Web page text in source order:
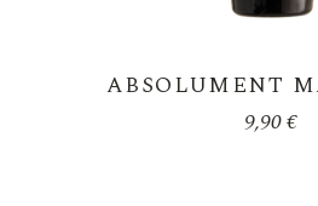
ABSOLUMENT
9,90€